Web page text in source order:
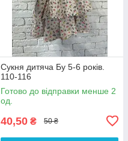
Сукня дитяча Бу 5-6 років.
110-116
Готово до відправки менше 2
од.
40,50 ₴ 50 ₴